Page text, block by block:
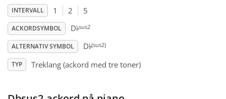
Español
INTERVALL 1 2 5
ACKORDSYMBOL D♭sus2
ALTERNATIV SYMBOL D♭(sus2)
TYP Treklang (ackord med tre toner)